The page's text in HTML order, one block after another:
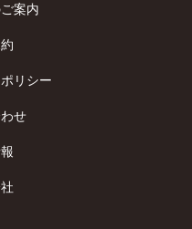
案内
リシー
せ